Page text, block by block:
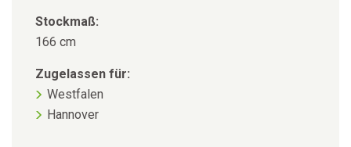
Stockmaß:
166 cm
Zugelassen für:
Westfalen
Hannover